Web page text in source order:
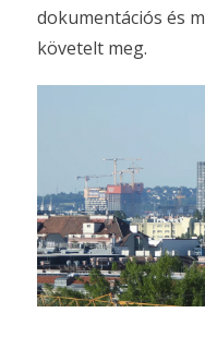
dokumentációs és
követelt meg.